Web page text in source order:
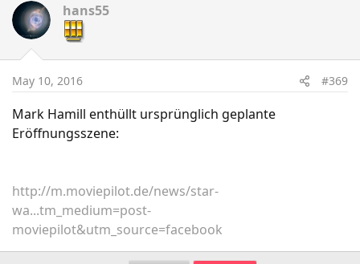
hans55
May 10, 2016 #369
Mark Hamill enthüllt ursprünglich geplante
Eröffnungsszene:
http://m.moviepilot.de/news/star-
wa...tm_medium=post-
moviepilot&utm_source=facebook